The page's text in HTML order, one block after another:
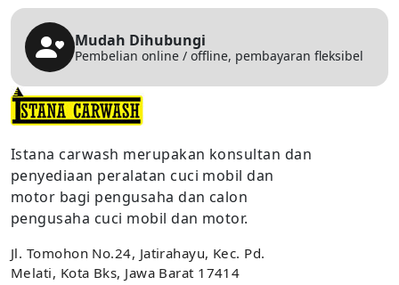
Mudah Dihubungi
Pembelian online / offline, pembayaran fleksibel
Istana carwash merupakan konsultan dan
penyediaan peralatan cuci mobil dan
motor bagi pengusaha dan calon
pengusaha cuci mobil dan motor.
Jl. Tomohon No.24, Jatirahayu, Kec. Pd.
Melati, Kota Bks, Jawa Barat 17414